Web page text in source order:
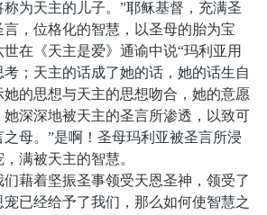
为天主的儿子。”耶稣基督，充满圣
，位格化的智慧，以圣母的胎为宝
在《天主是爱》通谕中说“玛利亚用
；天主的话成了她的话，她的话生自
的思想与天主的思想吻合，她的意愿
深深地被天主的圣言所渗透，以致可
母。”是啊！圣母玛利亚被圣言所浸
满被天主的智慧。
们藉着坚振圣事领受天恩圣神，领受了
已经给予了我们，那么如何使智慧之